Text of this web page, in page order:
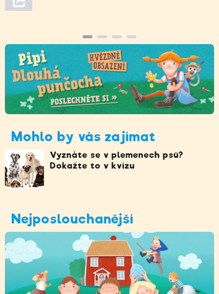
Mohlo by vás zajímat
Vyznáte se v plemenech psů?
Dokažte to v kvízu
Nejposlouchanější